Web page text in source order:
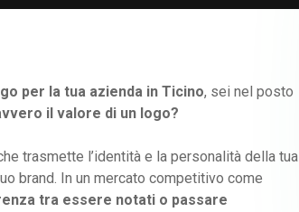
per la tua azienda in Ticino, sei nel posto
il valore di un logo?
trasmette l’identità e la personalità della tua
brand. In un mercato competitivo come
tra essere notati o passare